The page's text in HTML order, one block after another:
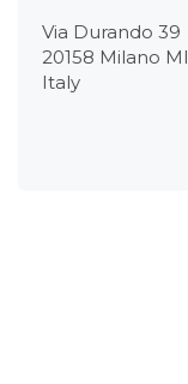
Via Durando 39
20158 Milano MI
Italy